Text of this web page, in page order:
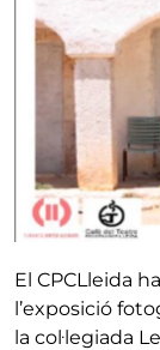
El CPCLleida
l’exposició
la col·legiada